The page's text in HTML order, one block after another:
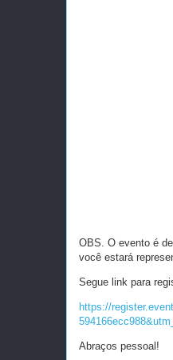
OBS. O evento é
você estará
Segue link para
https://
Abraços pessoal!